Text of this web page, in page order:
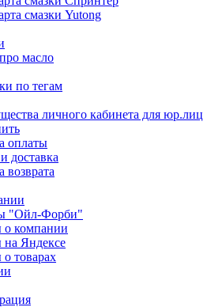
смазки Yutong
масло
по тегам
личного кабинета для юр.лиц
оплаты
доставка
возврата
"Ойл-Форби"
компании
Яндексе
товарах